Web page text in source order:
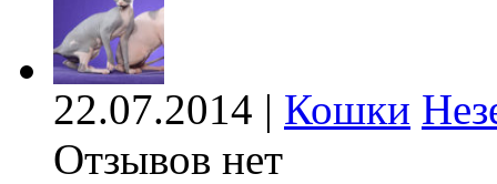
22.07.2014 | Кошки
Отзывов нет